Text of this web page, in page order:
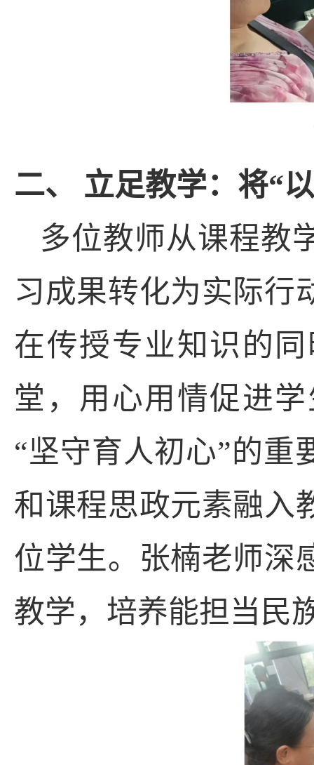
二、 立足教学：将“
多位教师从课程教
习成果转化为实际行
在传授专业知识的
堂，用心用情促进
“坚守育人初心”的重
和课程思政元素融入
位学生。张楠老师深
教学，培养能担当民